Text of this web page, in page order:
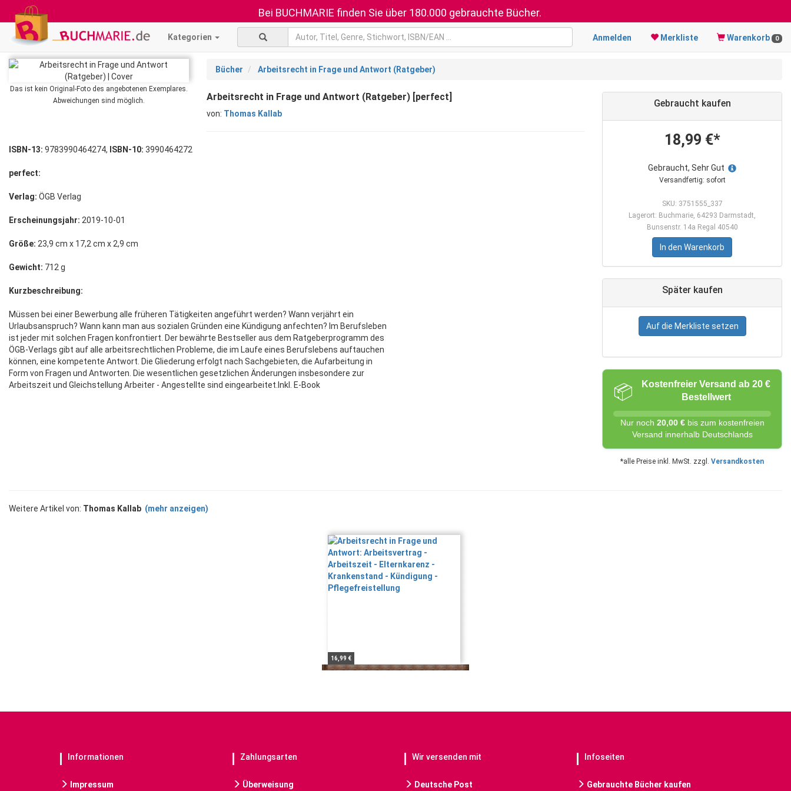
Bei BUCHMARIE finden Sie über 180.000 gebrauchte Bücher.
Kategorien Anmelden Merkliste Warenkorb 0
Das ist kein Original-Foto des angebotenen Exemplares.
Abweichungen sind möglich.
Bücher Arbeitsrecht in Frage und Antwort (Ratgeber)
Arbeitsrecht in Frage und Antwort (Ratgeber) [perfect]
von: Thomas Kallab
Gebraucht kaufen
18,99 €*
Gebraucht, Sehr Gut
Versandfertig: sofort
SKU: 3751555_337
Lagerort: Buchmarie, 64293 Darmstadt,
Bunsenstr. 14a Regal 40540
In den Warenkorb
Später kaufen
Auf die Merkliste setzen
📦
Kostenfreier Versand ab 20 €
Bestellwert
Nur noch 20,00 €bis zum kostenfreien
Versand innerhalb Deutschlands
*alle Preise inkl. MwSt. zzgl. Versandkosten
ISBN-13: 9783990464274, ISBN-10: 3990464272
perfect:
Verlag: ÖGB Verlag
Erscheinungsjahr: 2019-10-01
Größe: 23,9 cm x 17,2 cm x 2,9 cm
Gewicht: 712 g
Kurzbeschreibung:
Müssen bei einer Bewerbung alle früheren Tätigkeiten angeführt werden? Wann verjährt ein
Urlaubsanspruch? Wann kann man aus sozialen Gründen eine Kündigung anfechten? Im Berufsleben
ist jeder mit solchen Fragen konfrontiert. Der bewährte Bestseller aus dem Ratgeberprogramm des
ÖGB-Verlags gibt auf alle arbeitsrechtlichen Probleme, die im Laufe eines Berufslebens auftauchen
können, eine kompetente Antwort. Die Gliederung erfolgt nach Sachgebieten, die Aufarbeitung in
Form von Fragen und Antworten. Die wesentlichen gesetzlichen Änderungen insbesondere zur
Arbeitszeit und Gleichstellung Arbeiter - Angestellte sind eingearbeitet.Inkl. E-Book
Weitere Artikel von: Thomas Kallab (mehr anzeigen)
16,99 €
Informationen
Impressum
Zahlungsarten
Überweisung
Wir versenden mit
Deutsche Post
Infoseiten
Gebrauchte Bücher kaufen